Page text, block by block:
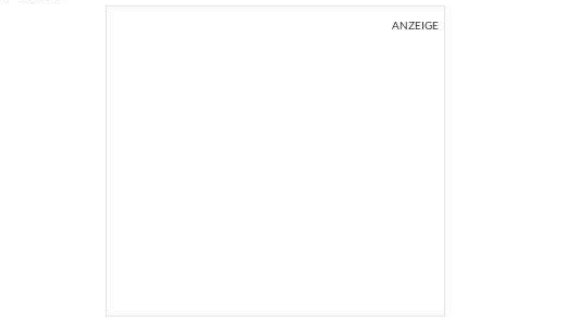
ANZEIGE